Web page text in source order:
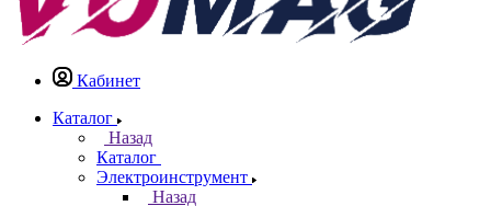
Кабинет
Каталог
Назад
Каталог
Электроинструмент
Назад